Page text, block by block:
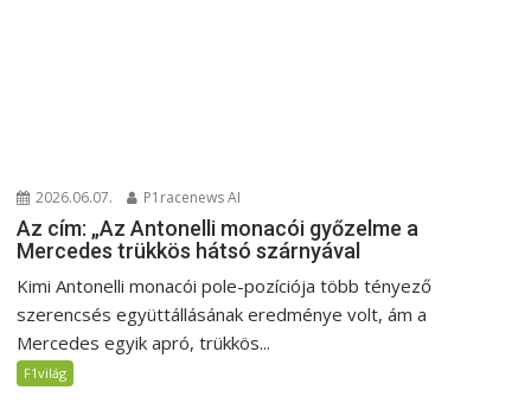
2026.06.07. P1racenews AI
Az cím: „Az Antonelli monacói győzelme a
Mercedes trükkös hátsó szárnyával
Kimi Antonelli monacói pole-pozíciója több tényező
szerencsés együttállásának eredménye volt, ám a
Mercedes egyik apró, trükkös...
F1világ